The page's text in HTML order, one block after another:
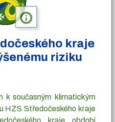
info
kraje
riziku
k současným klimatickým
HZS Středočeského kraje
kraje období